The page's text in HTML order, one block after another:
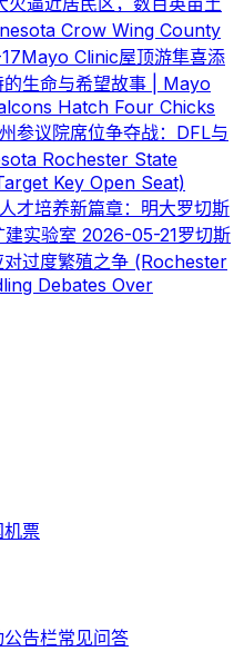
Crow Wing County
Mayo Clinic屋顶游隼喜添
生命与希望故事 | Mayo
Hatch Four Chicks
参议院席位争夺战：DFL与
Rochester State
Key Open Seat)
才培养新篇章：明大罗切斯
实验室 2026-05-21罗切斯
过度繁殖之争 (Rochester
Debates Over
机票
公告栏常见问答